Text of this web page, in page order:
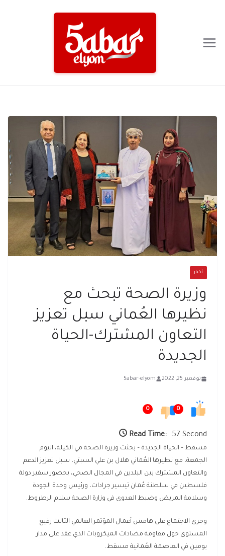
أخبار
وزيرة الصحة تبحث مع
نظيرها العُماني سبل تعزيز
التعاون المشترك-الحياة
الجديدة
نوفمبر 25, 2022 5abar-elyom
0
0
Read Time: 57 Second
مسقط – الحياة الجديدة – بحثت وزيرة الصحة مي الكيلة، اليوم
الجمعة، مع نظيرها العُماني هلال بن علي السبتي، سبل تعزيز الدعم
والتعاون المشترك بين البلدين في المجال الصحي، بحضور سفير دولة
فلسطين في سلطنة عُمان تيسير جرادات، ورئيس وحدة الجودة
وسلامة المريض وضبط العدوى في وزارة الصحة سلام الرطروط.
وجرى الاجتماع على هامش أعمال المؤتمر العالمي الثالث رفيع
المستوى حول مقاومة مضادات الميكروبات الذي عقد على مدار
يومين في العاصمة العُمانية مسقط.